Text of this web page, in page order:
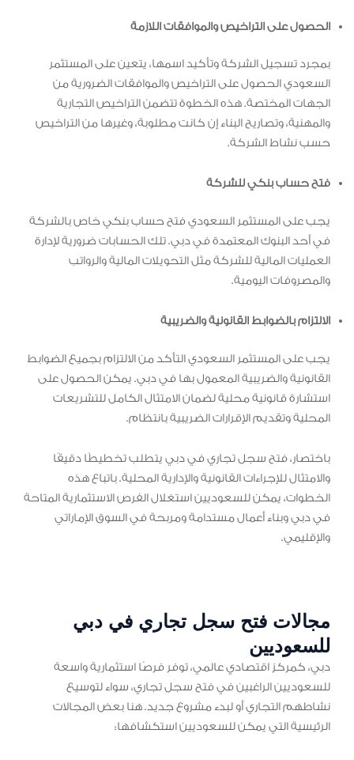
الحصول على التراخيص والموافقات اللازمة
بمجرد تسجيل الشركة وتأكيد اسمها، يتعين على المستثمر
السعودي الحصول على التراخيص والموافقات الضرورية من
الجهات المختصة. هذه الخطوة تتضمن التراخيص التجارية
والمهنية، وتصاريح البناء إن كانت مطلوبة، وغيرها من التراخيص
حسب نشاط الشركة.
فتح حساب بنكي للشركة
يجب على المستثمر السعودي فتح حساب بنكي خاص بالشركة
في أحد البنوك المعتمدة في دبي. تلك الحسابات ضرورية لإدارة
العمليات المالية للشركة مثل التحويلات المالية والرواتب
والمصروفات اليومية.
الالتزام بالضوابط القانونية والضريبية
يجب على المستثمر السعودي التأكد من الالتزام بجميع الضوابط
القانونية والضريبية المعمول بها في دبي. يمكن الحصول على
استشارة قانونية محلية لضمان الامتثال الكامل للتشريعات
المحلية وتقديم الإقرارات الضريبية بانتظام.
باختصار، فتح سجل تجاري في دبي يتطلب تخطيطًا دقيقًا
والامتثال للإجراءات القانونية والإدارية المحلية. باتباع هذه
الخطوات، يمكن للسعوديين استغلال الفرص الاستثمارية المتاحة
في دبي وبناء أعمال مستدامة ومربحة في السوق الإماراتي
والإقليمي.
مجالات فتح سجل تجاري في دبي
للسعوديين
دبي، كمركز اقتصادي عالمي، توفر فرصًا استثمارية واسعة
للسعوديين الراغبين في فتح سجل تجاري، سواء لتوسيع
نشاطهم التجاري أو لبدء مشروع جديد. هنا بعض المجالات
الرئيسية التي يمكن للسعوديين استكشافها: